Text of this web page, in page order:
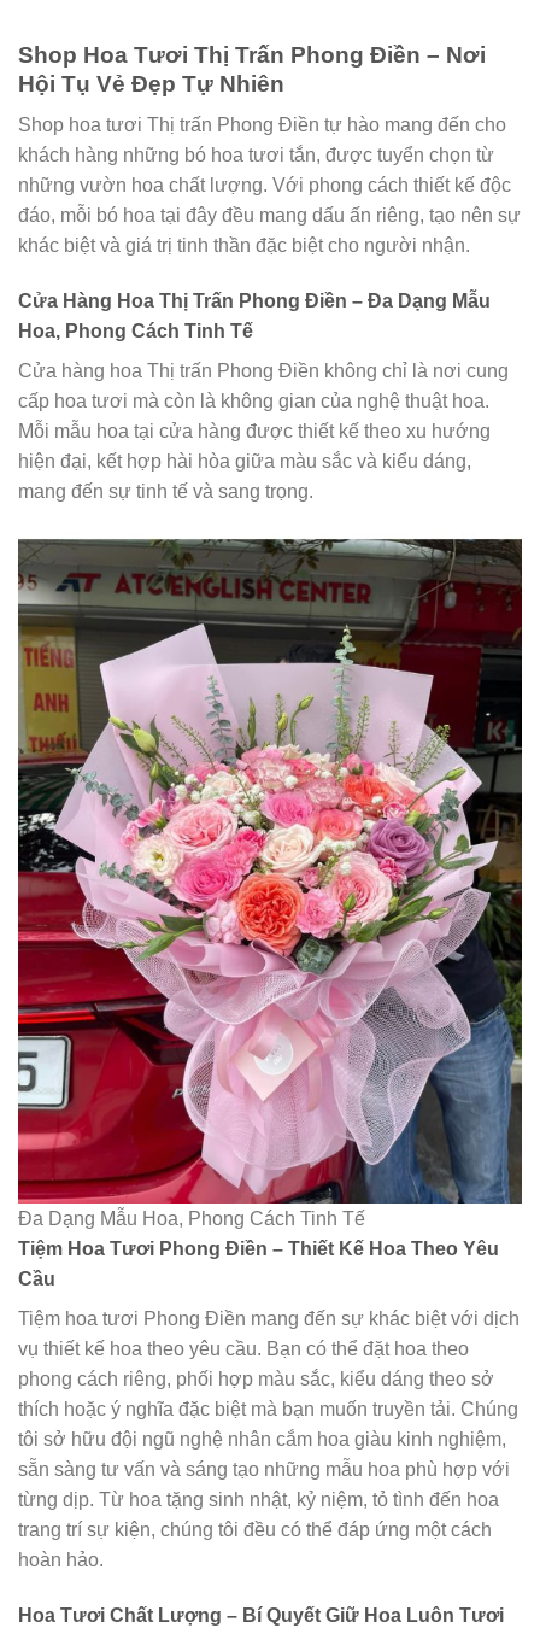
Shop Hoa Tươi Thị Trấn Phong Điền – Nơi
Hội Tụ Vẻ Đẹp Tự Nhiên
Shop hoa tươi Thị trấn Phong Điền tự hào mang đến cho
khách hàng những bó hoa tươi tắn, được tuyển chọn từ
những vườn hoa chất lượng. Với phong cách thiết kế độc
đáo, mỗi bó hoa tại đây đều mang dấu ấn riêng, tạo nên sự
khác biệt và giá trị tinh thần đặc biệt cho người nhận.
Cửa Hàng Hoa Thị Trấn Phong Điền – Đa Dạng Mẫu
Hoa, Phong Cách Tinh Tế
Cửa hàng hoa Thị trấn Phong Điền không chỉ là nơi cung
cấp hoa tươi mà còn là không gian của nghệ thuật hoa.
Mỗi mẫu hoa tại cửa hàng được thiết kế theo xu hướng
hiện đại, kết hợp hài hòa giữa màu sắc và kiểu dáng,
mang đến sự tinh tế và sang trọng.
Đa Dạng Mẫu Hoa, Phong Cách Tinh Tế
Tiệm Hoa Tươi Phong Điền – Thiết Kế Hoa Theo Yêu
Cầu
Tiệm hoa tươi Phong Điền mang đến sự khác biệt với dịch
vụ thiết kế hoa theo yêu cầu. Bạn có thể đặt hoa theo
phong cách riêng, phối hợp màu sắc, kiểu dáng theo sở
thích hoặc ý nghĩa đặc biệt mà bạn muốn truyền tải. Chúng
tôi sở hữu đội ngũ nghệ nhân cắm hoa giàu kinh nghiệm,
sẵn sàng tư vấn và sáng tạo những mẫu hoa phù hợp với
từng dịp. Từ hoa tặng sinh nhật, kỷ niệm, tỏ tình đến hoa
trang trí sự kiện, chúng tôi đều có thể đáp ứng một cách
hoàn hảo.
Hoa Tươi Chất Lượng – Bí Quyết Giữ Hoa Luôn Tươi